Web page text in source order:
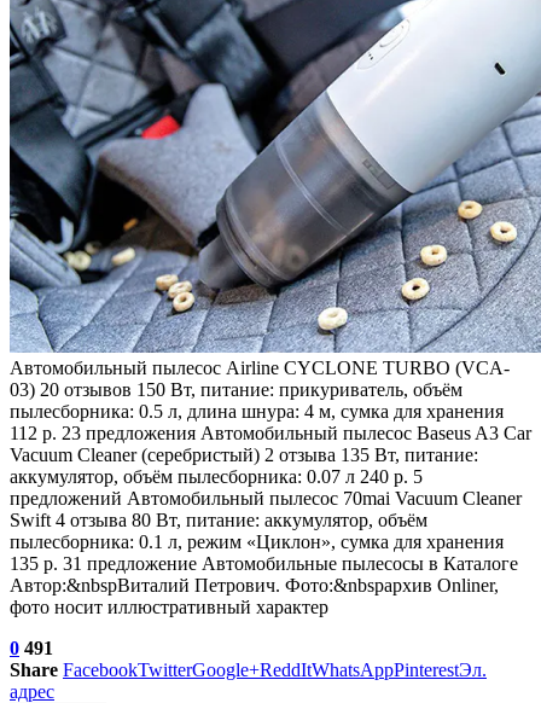
Автомобильный пылесос Airline CYCLONE TURBO (VCA-
03) 20 отзывов 150 Вт, питание: прикуриватель, объём
пылесборника: 0.5 л, длина шнура: 4 м, сумка для хранения
112 р. 23 предложения Автомобильный пылесос Baseus A3 Car
Vacuum Cleaner (серебристый) 2 отзыва 135 Вт, питание:
аккумулятор, объём пылесборника: 0.07 л 240 р. 5
предложений Автомобильный пылесос 70mai Vacuum Cleaner
Swift 4 отзыва 80 Вт, питание: аккумулятор, объём
пылесборника: 0.1 л, режим «Циклон», сумка для хранения
135 р. 31 предложение Автомобильные пылесосы в Каталоге
Автор:&nbspВиталий Петрович. Фото:&nbspархив Onliner,
фото носит иллюстративный характер
0 491
Share FacebookTwitterGoogle+ReddItWhatsAppPinterestЭл.
адрес